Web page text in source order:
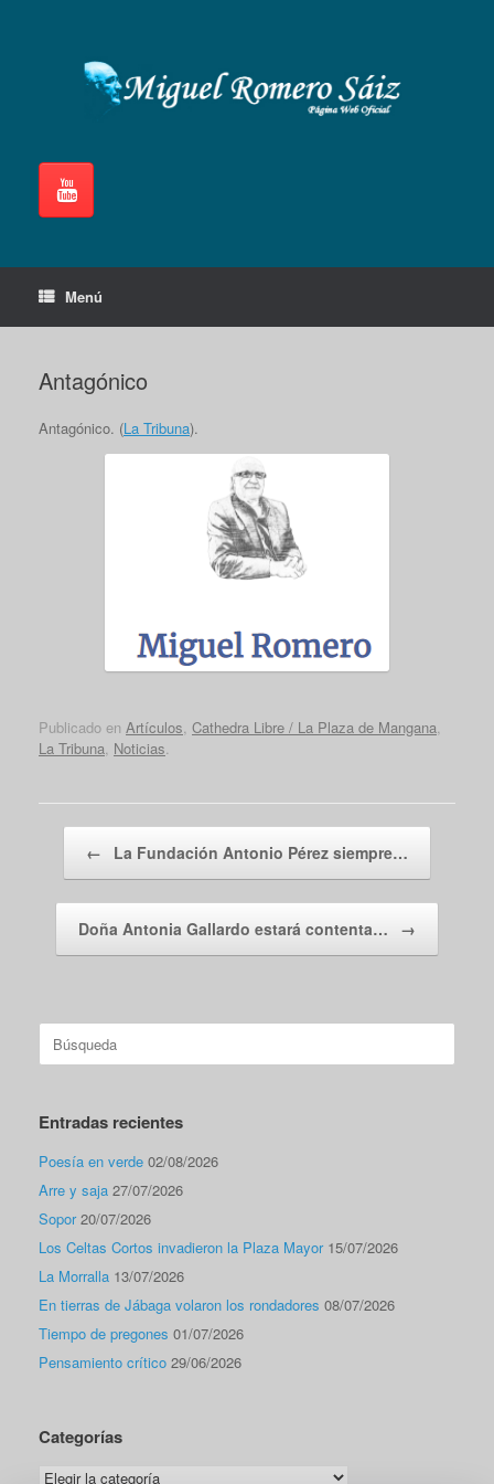
Menú
Antagónico
Antagónico. (La Tribuna).
Publicado en Artículos Cathedra Libre / La Plaza de Mangana
La Tribuna Noticias
← La Fundación Antonio Pérez siempre…
Doña Antonia Gallardo estará contenta… →
Buscar:
Entradas recientes
Poesía en verde 02/08/2026
Arre y saja 27/07/2026
Sopor 20/07/2026
Los Celtas Cortos invadieron la Plaza Mayor 15/07/2026
La Morralla 13/07/2026
En tierras de Jábaga volaron los rondadores 08/07/2026
Tiempo de pregones 01/07/2026
Pensamiento crítico 29/06/2026
Categorías
Categorías